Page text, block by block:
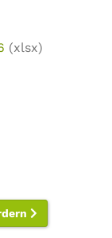
(xlsx)